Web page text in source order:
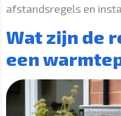
afstandsregels en
Wat zijn de
een